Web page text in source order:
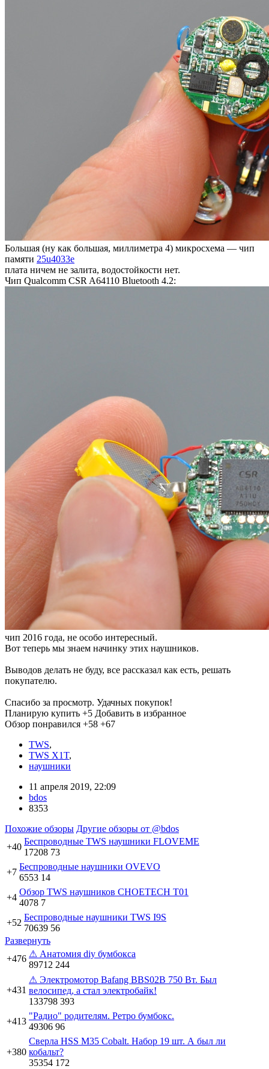
Большая (ну как большая, миллиметра 4) микросхема — чип
памяти 25u4033e
плата ничем не залита, водостойкости нет.
Чип Qualcomm CSR A64110 Bluetooth 4.2:
чип 2016 года, не особо интересный.
Вот теперь мы знаем начинку этих наушников.
Выводов делать не буду, все рассказал как есть, решать
покупателю.
Спасибо за просмотр. Удачных покупок!
Планирую купить +5 Добавить в избранное
Обзор понравился +58 +67
TWS,
TWS X1T,
наушники
11 апреля 2019, 22:09
bdos
8353
Похожие обзоры Другие обзоры от @bdos
+40
Беспроводные TWS наушники FLOVEME
17208 73
+7
Беспроводные наушники OVEVO
6553 14
+4
Обзор TWS наушников CHOETECH T01
4078 7
+52
Беспроводные наушники TWS I9S
70639 56
Развернуть
+476 ⚠ Анатомия diy бумбокса
89712 244
+431
⚠ Электромотор Bafang BBS02B 750 Вт. Был
велосипед, а стал электробайк!
133798 393
+413
"Радио" родителям. Ретро бумбокс.
49306 96
+380
Сверла HSS M35 Cobalt. Набор 19 шт. А был ли
кобальт?
35354 172